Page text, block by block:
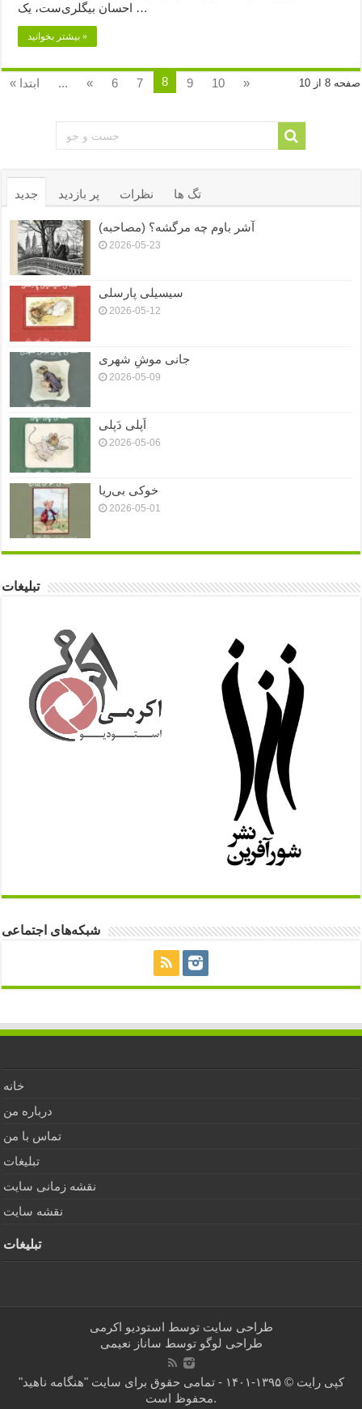
احسان بیگلری‌ست، یک …
بیشتر بخوانید »
صفحه 8 از 10 « ابتدا ... « 6 7 8 9 10 »
جدید پر بازدید نظرات تگ ها
آشر باوم چه مرگشه؟ (مصاحبه)
2026-05-23
سیسیلی پارسلی
2026-05-12
جانی موشِ شهری
2026-05-09
اَپلی دَپلی
2026-05-06
خوکی بی‌ریا
2026-05-01
تبلیغات
شبکه‌های اجتماعی
خانه
درباره من
تماس با من
تبلیغات
نقشه زمانی سایت
نقشه سایت
تبلیغات
طراحی سایت توسط استودیو اکرمی
طراحی لوگو توسط ساناز نعیمی
کپی رایت © ۱۳۹۵-۱۴۰۱ - تمامی حقوق برای سایت "هنگامه ناهید"
محفوظ است.